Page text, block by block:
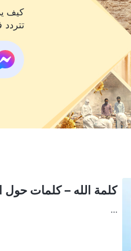
كيف
تتردد
كلمة الله – كلمات حول
...